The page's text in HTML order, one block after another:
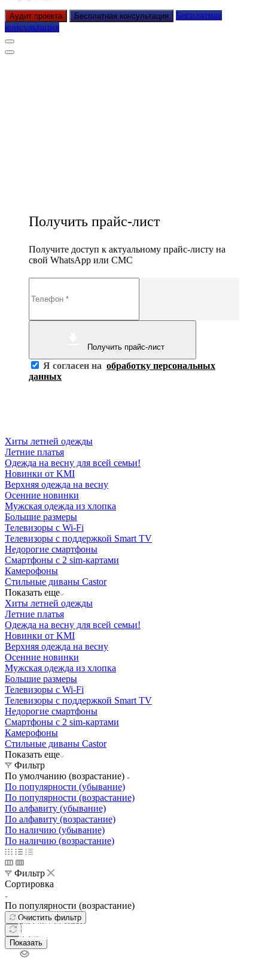
Аудит проекта Бесплатная консультация
Бесплатная
консультация
Получить прайс-лист
Получите доступ к актуальному прайс-листу на
свой WhatsApp или СМС
Получить прайс-лист
Я согласен на обработку персональных
данных
Хиты летней одежды
Летние платья
Одежда на весну для всей семьи!
Новинки от KMI
Верхняя одежда на весну
Осенние новинки
Мужская одежда из хлопка
Большие размеры
Телевизоры с Wi-Fi
Телевизоры с поддержкой Smart TV
Недорогие смартфоны
Смартфоны с 2 sim-картами
Камерофоны
Стильные диваны Castor
Показать еще
Хиты летней одежды
Летние платья
Одежда на весну для всей семьи!
Новинки от KMI
Верхняя одежда на весну
Осенние новинки
Мужская одежда из хлопка
Большие размеры
Телевизоры с Wi-Fi
Телевизоры с поддержкой Smart TV
Недорогие смартфоны
Смартфоны с 2 sim-картами
Камерофоны
Стильные диваны Castor
Показать еще
Фильтр
По умолчанию (возрастание)
По популярности (убывание)
По популярности (возрастание)
По алфавиту (убывание)
По алфавиту (возрастание)
По наличию (убывание)
По наличию (возрастание)
Фильтр
Сортировка
По популярности (возрастание)
Очистить фильтр
Показать
Освещение
Здания префектуры ТиНАО
Освещение
Калужский завод путевых машин и гидроприводов
Освещение
СТРОИТЕЛЬНЫЙ ГИПЕРМАРКЕТ «ЛЕРУА
МЕРЛЕН»
Освещение
Железнодорожный вокзал Арзамас-1